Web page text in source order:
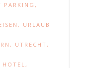
PARKING ,
, URLAUB
, UTRECHT ,
,